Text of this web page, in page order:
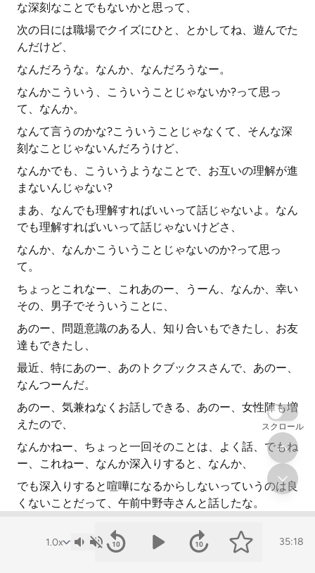
な深刻なことでもないかと思って、
次の日には職場でクイズにひと、とかしてね、遊んでた
んだけど、
なんだろうな。なんか、なんだろうなー。
なんかこういう、こういうことじゃないか?って思っ
て、なんか。
なんて言うのかな?こういうことじゃなくて、そんな深
刻なことじゃないんだろうけど、
なんかでも、こういうようなことで、お互いの理解が進
まないんじゃない?
まあ、なんでも理解すればいいって話じゃないよ。なん
でも理解すればいいって話じゃないけどさ、
なんか、なんかこういうことじゃないのか?って思っ
て。
ちょっとこれなー、これあのー、うーん、なんか、幸い
その、男子でそういうことに、
あのー、問題意識のある人、知り合いもできたし、お友
達もできたし、
最近、特にあのー、あのトクブックスさんで、あのー、
なんつーんだ。
あのー、気兼ねなくお話しできる、あのー、女性陣も増
えたので、
なんかねー、ちょっと一回そのことは、よく話、でもね
ー、これねー、なんか深入りすると、なんか、
でも深入りすると喧嘩になるからしないっていうのは良
くないことだって、午前中野寺さんと話したな。
35:18
スクロール